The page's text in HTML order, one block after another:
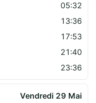
05:32
13:36
17:53
21:40
23:36
Vendredi 29 Mai